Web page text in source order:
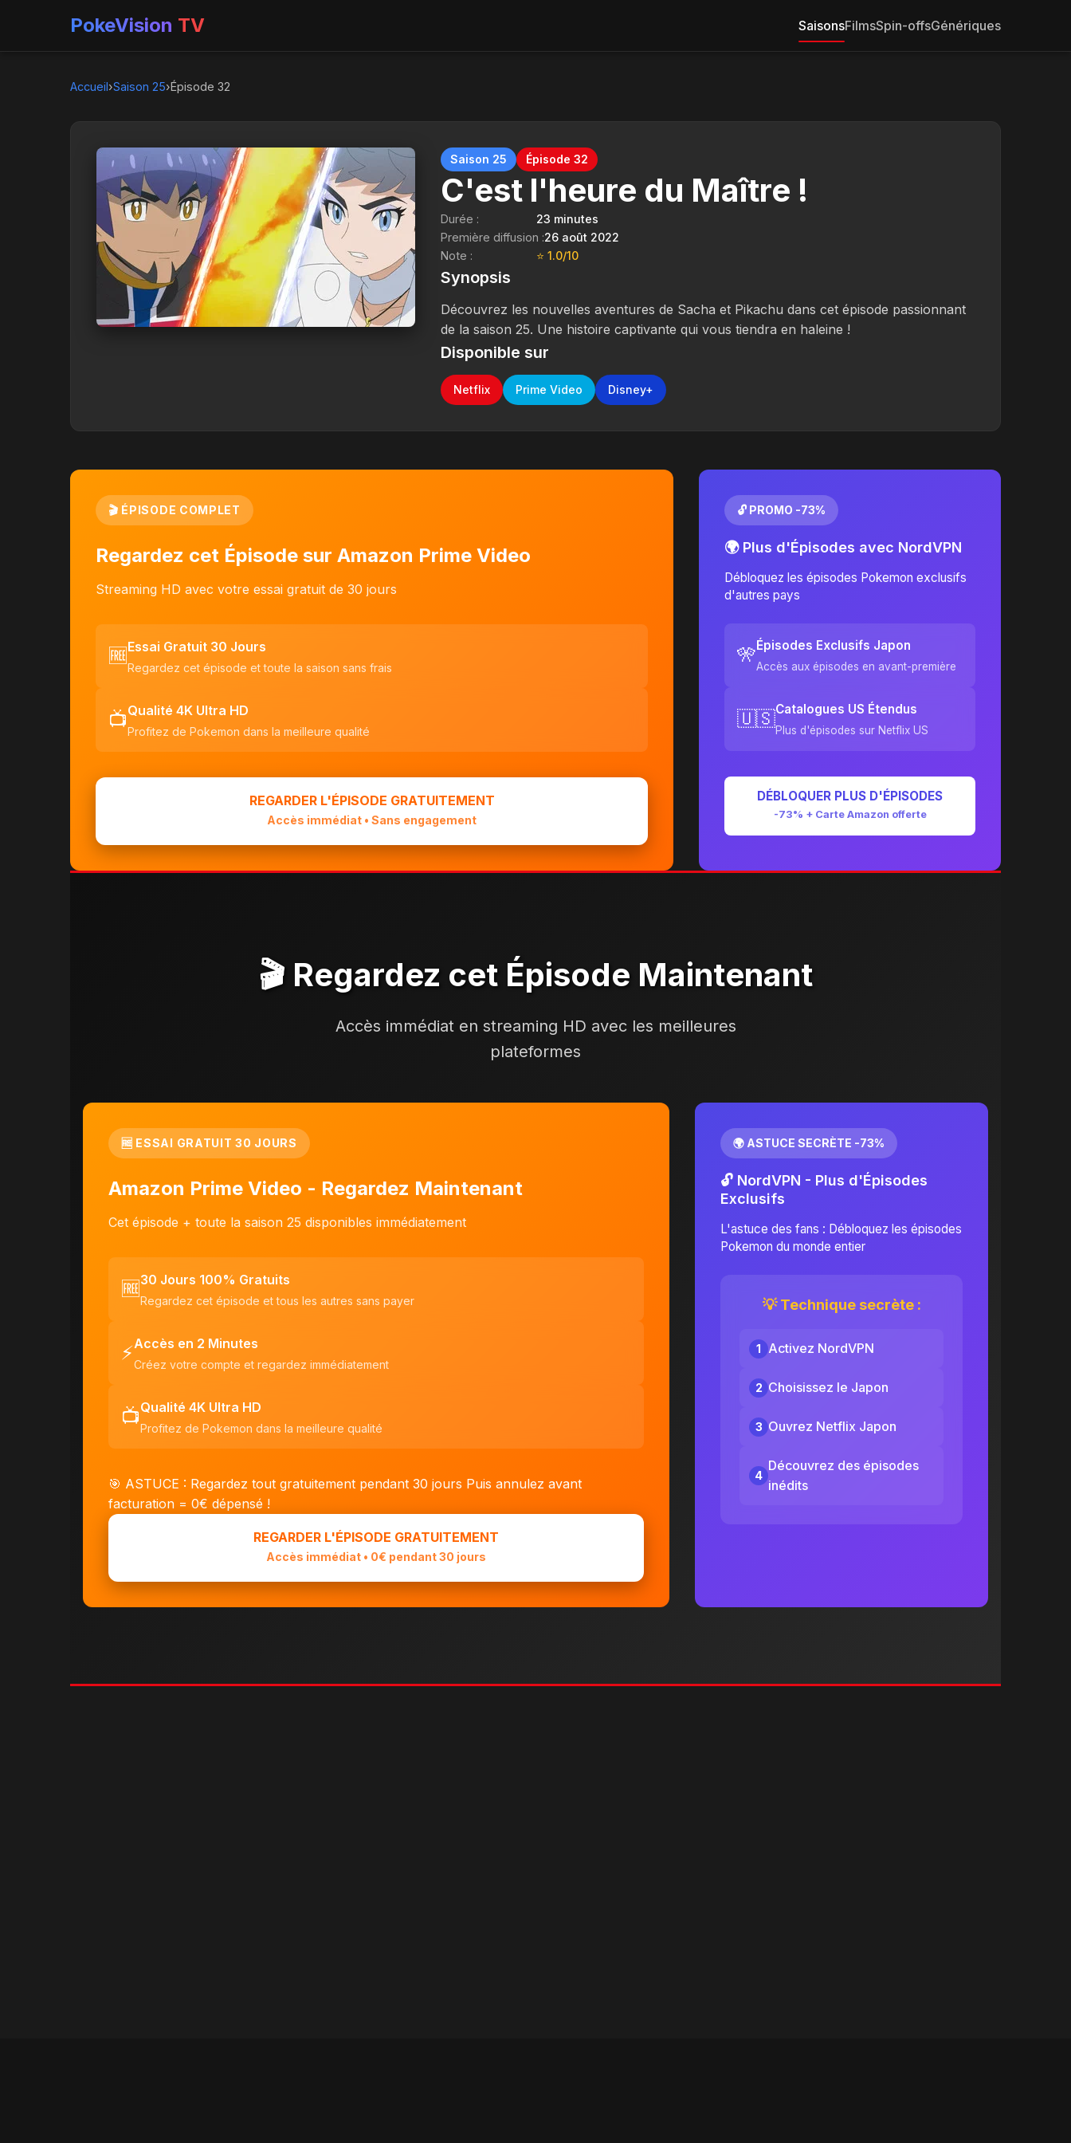
PokeVision TV SaisonsFilmsSpin-offsGénériques
Accueil›Saison 25›Épisode 32
Saison 25 Épisode 32
C'est l'heure du Maître !
Durée :
23 minutes
Première diffusion :26 août 2022
Note :
⭐ 1.0/10
Synopsis
Découvrez les nouvelles aventures de Sacha et Pikachu dans cet épisode passionnant
de la saison 25. Une histoire captivante qui vous tiendra en haleine !
Disponible sur
Netflix Prime Video Disney+
🎬 ÉPISODE COMPLET
Regardez cet Épisode sur Amazon Prime Video
Streaming HD avec votre essai gratuit de 30 jours
🆓Essai Gratuit 30 Jours
Regardez cet épisode et toute la saison sans frais
📺Qualité 4K Ultra HD
Profitez de Pokemon dans la meilleure qualité
REGARDER L'ÉPISODE GRATUITEMENT
Accès immédiat • Sans engagement
🔓 PROMO -73%
🌍 Plus d'Épisodes avec NordVPN
Débloquez les épisodes Pokemon exclusifs
d'autres pays
🎌Épisodes Exclusifs Japon
Accès aux épisodes en avant-première
🇺🇸Catalogues US Étendus
Plus d'épisodes sur Netflix US
DÉBLOQUER PLUS D'ÉPISODES
-73% + Carte Amazon offerte
🎬 Regardez cet Épisode Maintenant
Accès immédiat en streaming HD avec les meilleures
plateformes
🆓 ESSAI GRATUIT 30 JOURS
Amazon Prime Video - Regardez Maintenant
Cet épisode + toute la saison 25 disponibles immédiatement
🆓30 Jours 100% Gratuits
Regardez cet épisode et tous les autres sans payer
⚡Accès en 2 Minutes
Créez votre compte et regardez immédiatement
📺Qualité 4K Ultra HD
Profitez de Pokemon dans la meilleure qualité
🎯 ASTUCE : Regardez tout gratuitement pendant 30 jours Puis annulez avant
facturation = 0€ dépensé !
REGARDER L'ÉPISODE GRATUITEMENT
Accès immédiat • 0€ pendant 30 jours
🌍 ASTUCE SECRÈTE -73%
🔓 NordVPN - Plus d'Épisodes
Exclusifs
L'astuce des fans : Débloquez les épisodes
Pokemon du monde entier
💡 Technique secrète :
1 Activez NordVPN
2 Choisissez le Japon
3 Ouvrez Netflix Japon
4
Découvrez des épisodes
inédits